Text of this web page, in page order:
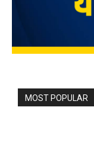
MOST POPULAR